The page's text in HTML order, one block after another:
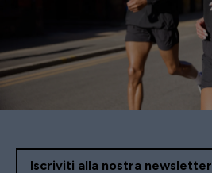
Iscriviti alla nostra newsletter